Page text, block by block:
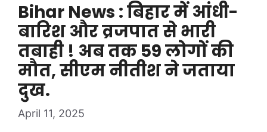
Bihar News : बिहार में आंधी-
बारिश और व्रजपात से भारी
तबाही ! अब तक 59 लोगों की
मौत, सीएम नीतीश ने जताया
दुख.
April 11, 2025